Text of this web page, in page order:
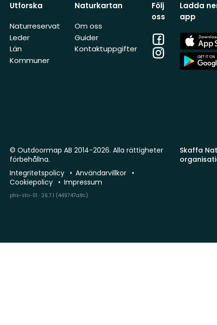
Utforska
Naturreservat
Leder
Län
Kommuner
Naturkartan
Om oss
Guider
Kontaktuppgifter
Följ
oss
Facebook
Instagram
Ladda
app
App
Store
App
Store
Skaffa
© Outdoormap AB 2014-2026. Alla rättigheter
förbehållna.
Integritetspolicy
Användarvillkor
Cookiepolicy
Impressum
phx-sto-01 · 26.7.1 (449747a8c)